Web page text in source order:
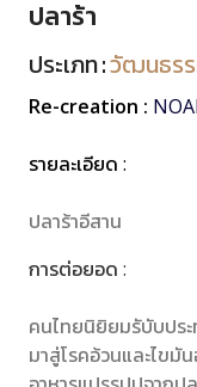
ปลาร้า
ประเภท :วัฒนธร
Re-creation :
รายละเอียด :
ปลาร้าอีสาน
การต่อยอด :
คนไทยนิยิยมรับับปร
มาสู่โรคอ้วนและไขมั